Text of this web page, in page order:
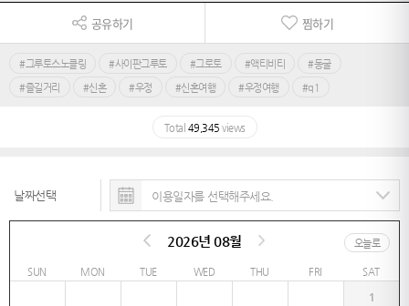
공유하기 찜하기
#그루토스노클링 #사이판그루토 #그로토 #액티비티
#동굴
#즐길거리
#신혼 #우정 #신혼여행 #우정여행 #q1
Total 49,345 views
날짜선택
2026년 08월 오늘로
SUN MON TUE WED THU FRI SAT
1